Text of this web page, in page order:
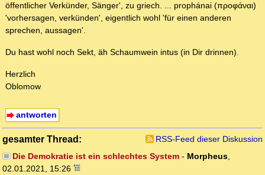
öffentlicher Verkünder, Sänger', zu griech. ... prophánai (προφάναι)
'vorhersagen, verkünden', eigentlich wohl 'für einen anderen
sprechen, aussagen'.
Du hast wohl noch Sekt, äh Schaumwein intus (in Dir drinnen).
Herzlich
Oblomow
antworten
gesamter Thread:
RSS-Feed dieser Diskussion
Die Demokratie ist ein schlechtes System- Morpheus,
02.01.2021, 15:26